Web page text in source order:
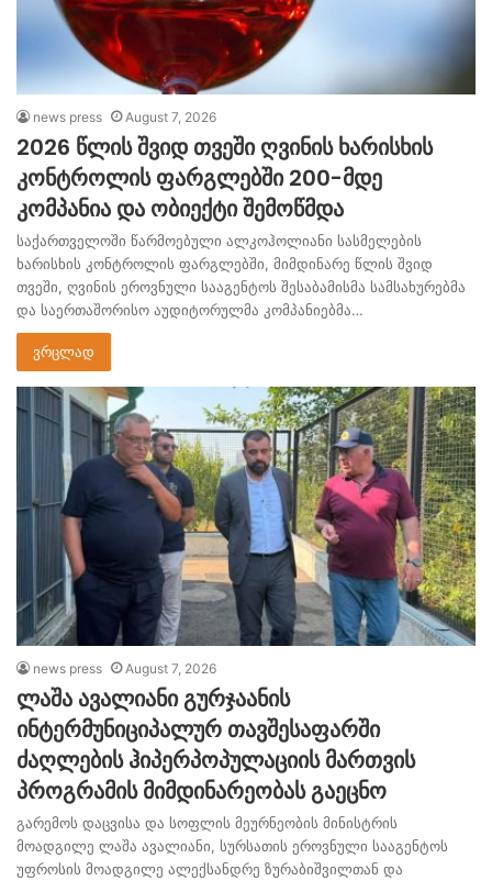
news press August 7, 2026
2026 წლის შვიდ თვეში ღვინის ხარისხის
კონტროლის ფარგლებში 200-მდე
კომპანია და ობიექტი შემოწმდა
საქართველოში წარმოებული ალკოჰოლიანი სასმელების
ხარისხის კონტროლის ფარგლებში, მიმდინარე წლის შვიდ
თვეში, ღვინის ეროვნული სააგენტოს შესაბამისმა სამსახურებმა
და საერთაშორისო აუდიტორულმა კომპანიებმა…
ვრცლად
news press August 7, 2026
ლაშა ავალიანი გურჯაანის
ინტერმუნიციპალურ თავშესაფარში
ძაღლების ჰიპერპოპულაციის მართვის
პროგრამის მიმდინარეობას გაეცნო
გარემოს დაცვისა და სოფლის მეურნეობის მინისტრის
მოადგილე ლაშა ავალიანი, სურსათის ეროვნული სააგენტოს
უფროსის მოადგილე ალექსანდრე ზურაბიშვილთან და